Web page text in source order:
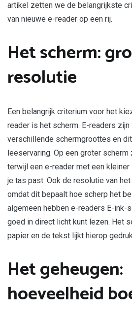
artikel zetten we de belangrijkste
van nieuwe e-reader op een rij.
Het scherm:
resolutie
Een belangrijk criterium voor het
reader is het scherm. E-readers
verschillende schermgroottes en
leeservaring. Op een groter
terwijl een e-reader met een
je tas past. Ook de resolutie van
omdat dit bepaalt hoe scherp het
algemeen hebben e-readers E-ink-
goed in direct licht kunt lezen. Het
papier en de tekst lijkt hierop
Het geheugen:
hoeveelheid